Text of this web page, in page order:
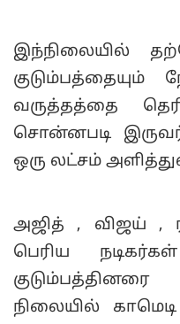
இந்நிலையில்
குடும்பத்தையும்
வருத்தத்தை
சொன்னபடி இருவர்
ஒரு லட்சம்
அஜித் , விஜய் ,
பெரிய
நிலையில்